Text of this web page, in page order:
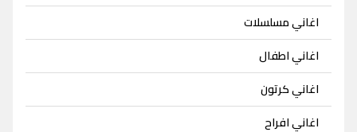
اغاني مسلسلات
اغاني اطفال
اغاني كرتون
اغاني افراح